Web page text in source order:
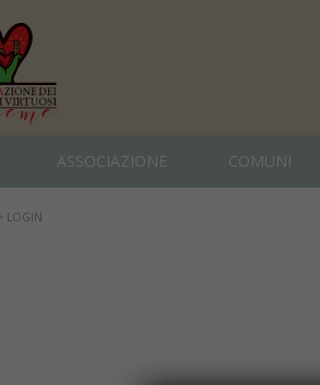
ASSOCIAZIONE COMUNI
> LOGIN